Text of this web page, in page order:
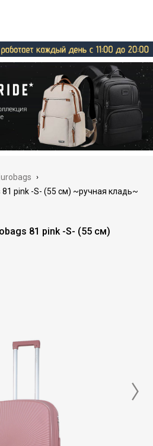
›
pink -S- (55 см) ~ручная кладь~
81 pink -S- (55 см)